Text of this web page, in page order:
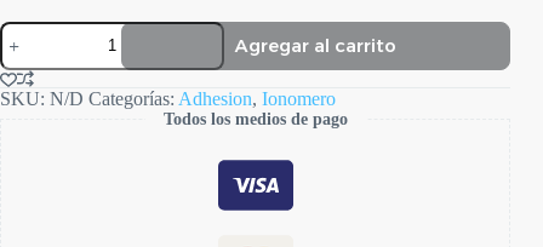
Maxxion
R
cantidad
Agregar al carrito
SKU: N/D Categorías: Adhesion, Ionomero
Todos los medios de pago